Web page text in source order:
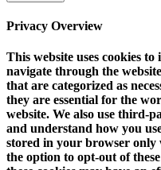
Privacy Overview
This website uses cookies
navigate through the
that are categorized as
they are essential for the
website. We also use third-
and understand how you
stored in your browser only
the option to opt-out of